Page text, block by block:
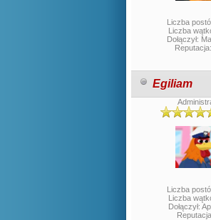
Liczba
Liczba
Dołączył:
Reputacja:
Egiliam
Liczba
Liczba
Dołączył: